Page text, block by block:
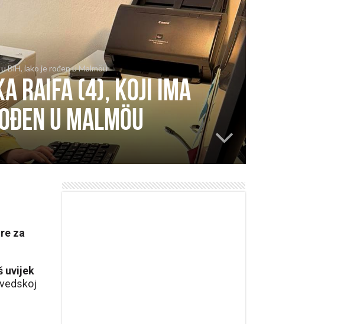
BiH, iako je rođen u Malmöu
Raifa (4), koji ima
u Malmöu
za
uvijek